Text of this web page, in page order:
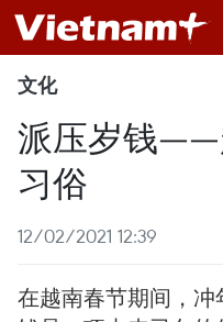
文化
派压岁钱——
习俗
12/02/2021 12:39
在越南春节期间，